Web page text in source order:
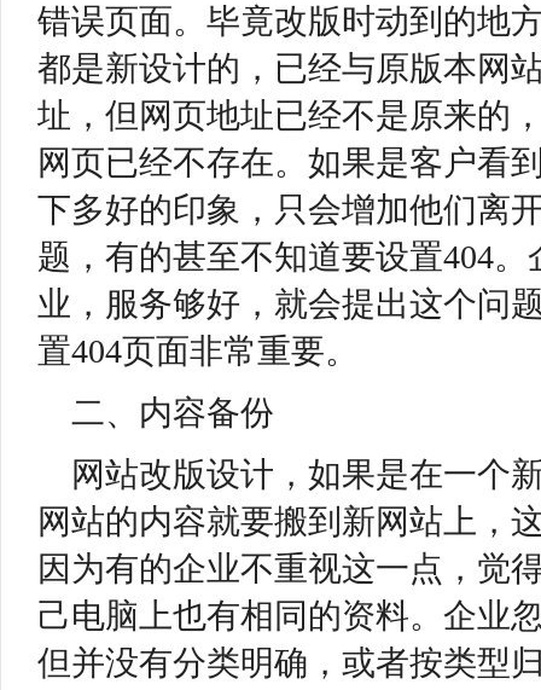
错误页面。毕竟改版时动到的地
都是新设计的，已经与原版本网
址，但网页地址已经不是原来的
网页已经不存在。如果是客户看
下多好的印象，只会增加他们离
题，有的甚至不知道要设置404
业，服务够好，就会提出这个问
置404页面非常重要。
二、内容备份
网站改版设计，如果是在一个
网站的内容就要搬到新网站上，
因为有的企业不重视这一点，觉
己电脑上也有相同的资料。企业
但并没有分类明确，或者按类型